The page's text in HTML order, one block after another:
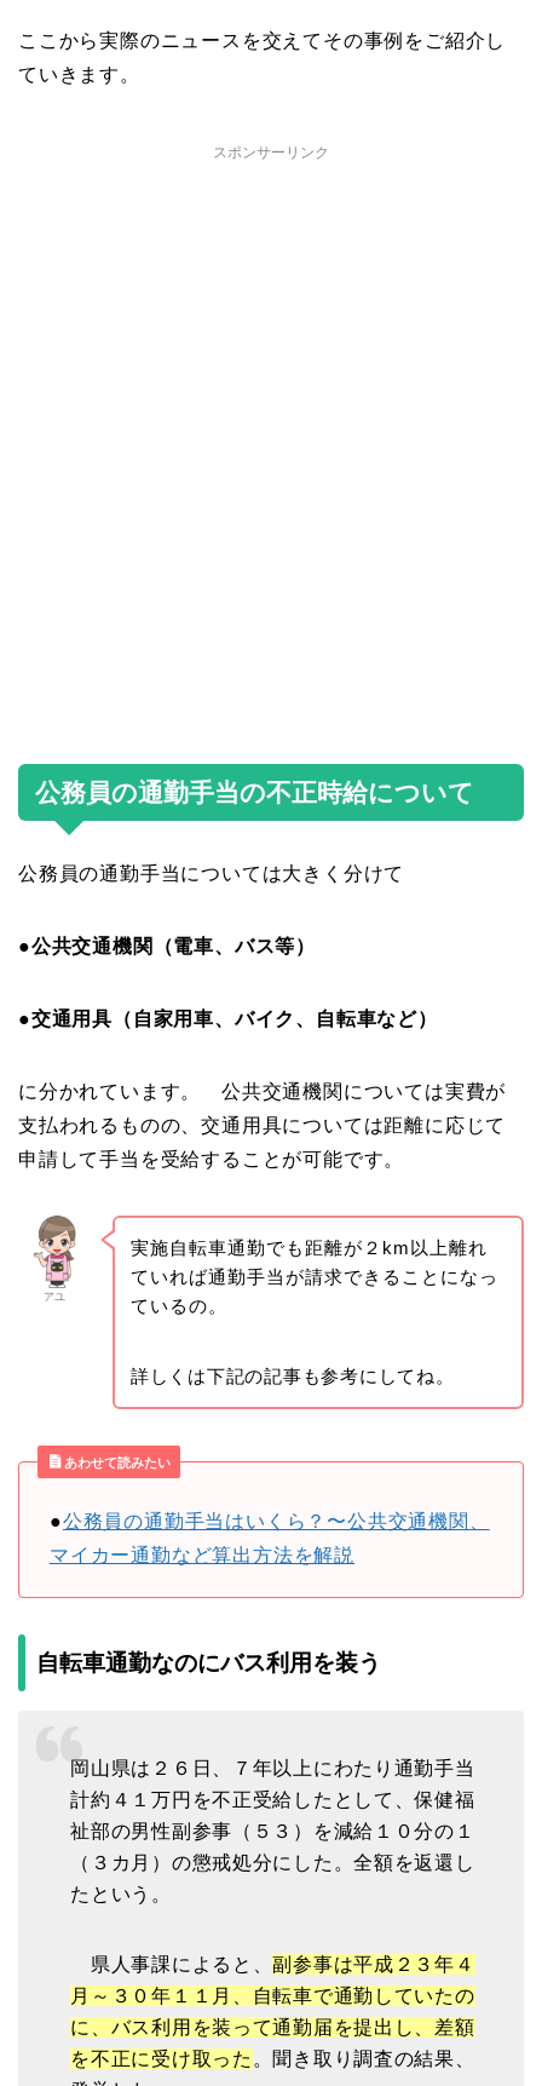
ここから実際のニュースを交えてその事例をご紹介し
ていきます。
スポンサーリンク
公務員の通勤手当の不正時給について
公務員の通勤手当については大きく分けて
●公共交通機関（電車、バス等）
●交通用具（自家用車、バイク、自転車など）
に分かれています。 公共交通機関については実費が
支払われるものの、交通用具については距離に応じて
申請して手当を受給することが可能です。
アユ
実施自転車通勤でも距離が２km以上離れ
ていれば通勤手当が請求できることになっ
ているの。
詳しくは下記の記事も参考にしてね。
あわせて読みたい
●公務員の通勤手当はいくら？〜公共交通機関、
マイカー通勤など算出方法を解説
自転車通勤なのにバス利用を装う
岡山県は２６日、７年以上にわたり通勤手当
計約４１万円を不正受給したとして、保健福
祉部の男性副参事（５３）を減給１０分の１
（３カ月）の懲戒処分にした。全額を返還し
たという。
県人事課によると、副参事は平成２３年４
月～３０年１１月、自転車で通勤していたの
に、バス利用を装って通勤届を提出し、差額
を不正に受け取った 。聞き取り調査の結果、